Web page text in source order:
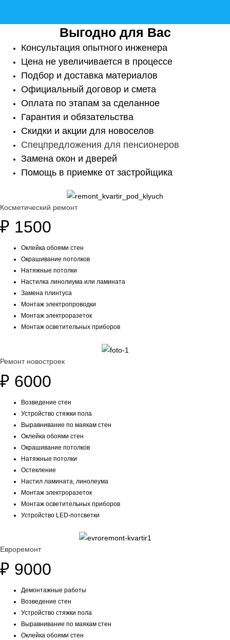
Выгодно для Вас
Консультация опытного инженера
Цена не увеличивается в процессе
Подбор и доставка материалов
Официальный договор и смета
Оплата по этапам за сделанное
Гарантия и обязательства
Скидки и акции для новоселов
Спецпредложения для пенсионеров
Замена окон и дверей
Помощь в приемке от застройщика
Косметический ремонт
₽ 1500
Оклейка обоями стен
Окрашивание потолков
Натяжные потолки
Настилка линолиума или ламината
Замена плинтуса
Монтаж электропроводки
Монтаж электроразеток
Монтаж осветительных приборов
Ремонт новостроек
₽ 6000
Возведение стен
Устройство стяжки пола
Выравнивание по маякам стен
Оклейка обоями стен
Окрашивание потолков
Натяжные потолки
Остекление
Настил ламината, линолеума
Монтаж электроразеток
Монтаж осветительных приборов
Устройство LED-потсветки
Евроремонт
₽ 9000
Демонтажные работы
Возведение стен
Устройство стяжки пола
Выравнивание по маякам стен
Оклейка обоями стен